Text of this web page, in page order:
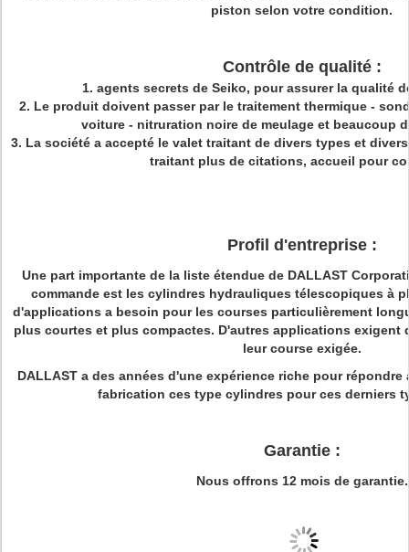
piston selon votre condition.
Contrôle de qualité :
1. agents secrets de Seiko, pour assurer la qualité
2. Le produit doivent passer par le traitement thermique -
voiture - nitruration noire de meulage et beaucoup
3. La société a accepté le valet traitant de divers types et
traitant plus de citations, accueil pour
Profil d'entreprise :
Une part importante de la liste étendue de DALLAST
commande est les cylindres hydrauliques télescopiques à
d'applications a besoin pour les courses particulièrement
plus courtes et plus compactes. D'autres applications exigent
leur course exigée.
DALLAST a des années d'une expérience riche pour
fabrication ces type cylindres pour ces derniers
Garantie :
Nous offrons 12 mois de garantie.